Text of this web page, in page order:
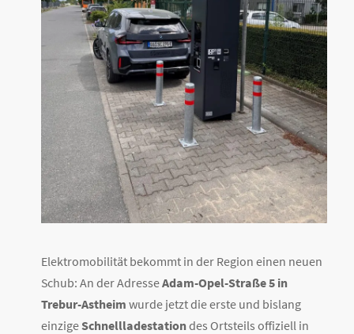
Elektromobilität bekommt in der Region einen neuen
Schub: An der AdresseAdam-Opel-Straße 5 in
Trebur-Astheim wurde jetzt die erste und bislang
einzigeSchnellladestationdes Ortsteils offiziell in